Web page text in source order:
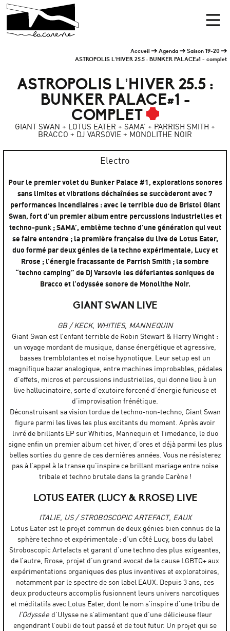
Panneau de gestion des cookies
Accueil
Menu
Accueil Agenda
Saison 19-20
ASTROPOLIS L’HIVER 25.5 : BUNKER PALACE#1 - complet
ASTROPOLIS L’HIVER 25.5 :
BUNKER PALACE#1 -
COMPLET
GIANT SWAN + LOTUS EATER + SAMA’ + PARRISH SMITH +
BRACCO + DJ VARSOVIE + MONOLITHE NOIR
Electro
Pour le premier volet du Bunker Palace #1, explorations sonores
sans limites et vibrations déchaînées se succèderont avec 7
performances incendiaires : avec le terrible duo de Bristol Giant
Swan, fort d’un premier album entre percussions industrielles et
techno-punk ; SAMA’, emblème techno d’une génération qui veut
se faire entendre ; la première française du live de Lotus Eater,
duo formé par deux génies de la techno expérimentale, Lucy et
Rrose ; l’énergie fracassante de Parrish Smith ; la sombre
“techno camping” de Dj Varsovie les déferlantes soniques de
Bracco et l’odyssée sonore de Monolithe Noir.
GIANT SWAN LIVE
GB / KECK, WHITIES, MANNEQUIN
Giant Swan est l’enfant terrible de Robin Stewart & Harry Wright :
un voyage mordant de musique, danse énergétique et agressive,
basses tremblotantes et noise hypnotique. Leur setup est un
magnifique bazar analogique, entre machines improbables, pédales
d’effets, micros et percussions industrielles, qui donne lieu à un
live hallucinatoire, sorte d’exutoire forcené d’énergie furieuse et
d’improvisation frénétique.
Déconstruisant sa vision tordue de techno-non-techno, Giant Swan
figure parmi les lives les plus excitants du moment. Après avoir
livré de brillants EP sur Whities, Mannequin et Timedance, le duo
signe enfin un premier album cet hiver, d’ores et déjà parmi les plus
belles sorties du genre de ces dernières années. Vous ne résisterez
pas à l’appel à la transe qu’inspire ce brillant mariage entre noise
tribale et techno brutale dans la grande Carène !
LOTUS EATER (LUCY & RROSE) LIVE
ITALIE, US / STROBOSCOPIC ARTEFACT, EAUX
Lotus Eater est le projet commun de deux génies bien connus de la
sphère techno et expérimentale : d’un côté Lucy, boss du label
Stroboscopic Artefacts et garant d’une techno des plus exigeantes,
de l’autre, Rrose, projet d’un grand avocat de la cause LGBTQ+ aux
expérimentations organiques des plus inventives et exploratoires,
notamment par le spectre de son label EAUX. Depuis 3 ans, ces
deux producteurs accomplis fusionnent leurs univers narcotiques
et méditatifs avec Lotus Eater, dont le nom s’inspire d’une tribu de
l’Odyssée d’Ulysse ne s’alimentant que d’une délicieuse fleur
engendrant l’oubli de tout passé et de tout futur. Un projet qui se